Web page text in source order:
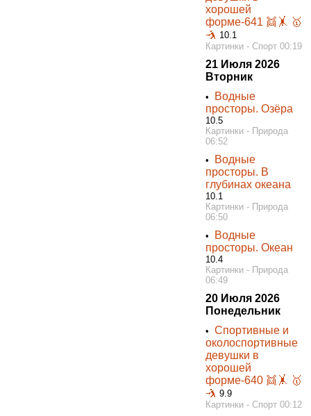
хорошей
форме-641 👯‍🤸 🥇
🤺 10.1
Картинки - Спорт 00:19
21 Июля 2026
Вторник
•
Водные
просторы. Озёра
10.5
Картинки - Природа
06:52
•
Водные
просторы. В
глубинах океана
10.1
Картинки - Природа
06:50
•
Водные
просторы. Океан
10.4
Картинки - Природа
06:49
20 Июля 2026
Понедельник
•Спортивные и
околоспортивные
девушки в
хорошей
форме-640 👯‍🤸 🥇
🤺 9.9
Картинки - Спорт 00:12